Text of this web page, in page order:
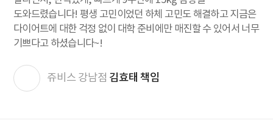
도와드렸습니다! 평생 고민이었던 하체 고민도 해결하고 지금은
다이어트에 대한 걱정 없이 대학 준비에만 매진할 수 있어서 너무
기쁘다고 하셨습니다~!
쥬비스 강남점 김효태 책임